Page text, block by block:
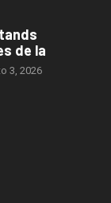
de la
3, 2026